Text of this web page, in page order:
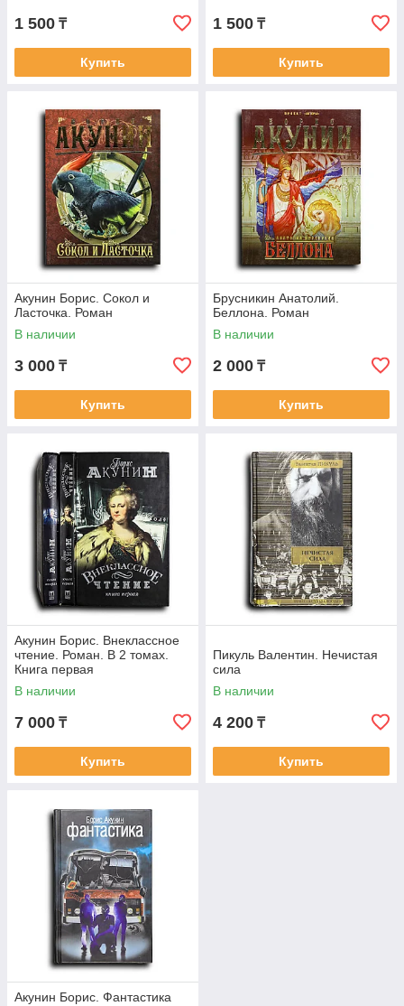
1 500 ₸
Купить
1 500 ₸
Купить
Акунин Борис. Сокол и
Ласточка. Роман
В наличии
3 000 ₸
Купить
Брусникин Анатолий.
Беллона. Роман
В наличии
2 000 ₸
Купить
Акунин Борис. Внеклассное
чтение. Роман. В 2 томах.
Книга первая
В наличии
7 000 ₸
Купить
Пикуль Валентин. Нечистая
сила
В наличии
4 200 ₸
Купить
Акунин Борис. Фантастика